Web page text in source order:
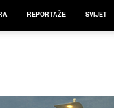
REPORTAŽE SVIJET